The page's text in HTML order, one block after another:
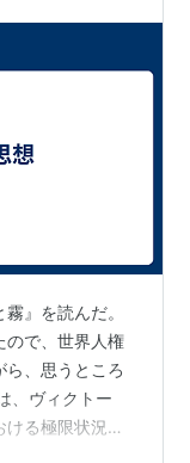
』を読んだ。
ので、世界人権
、思うところ
、ヴィクトー
る極限状況を